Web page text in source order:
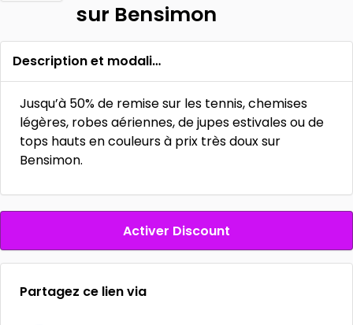
sur Bensimon
Description et modalités
Jusqu’à 50% de remise sur les tennis, chemises
légères, robes aériennes, de jupes estivales ou de
tops hauts en couleurs à prix très doux sur
Bensimon.
Activer Discount
Partagez ce lien via